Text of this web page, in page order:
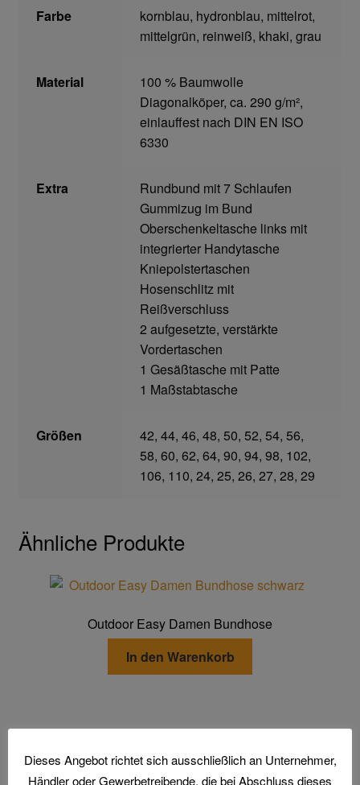
Sicherheitsschränke
Transferdruck & Stick
Farbe
kornblau, hydronblau, mittelrot,
mittelgrün, reinweiß, khaki, grau
Material
100 % Baumwolle
Diagonalköper, ca. 290 g/m²,
einlauffest nach DIN EN ISO
6330
Extra
Rundbund mit 7 Schlaufen
Gummizug im Bund
Oberschenkeltasche links mit
integrierter Handytasche
Kniepolstertaschen
Hosenschlitz mit
Reißverschluss
2 aufgesetzte, verstärkte
Vordertaschen
1 Gesäßtasche mit Patte
1 Maßstabtasche
Größen
42, 44, 46, 48, 50, 52, 54, 56,
58, 60, 62, 64, 90, 94, 98, 102,
106, 110, 24, 25, 26, 27, 28, 29
Ähnliche Produkte
Outdoor Easy Damen Bundhose
In den Warenkorb
Major Protect Latzhose
Dieses Angebot richtet sich ausschließlich an Unternehmer,
Händler oder Gewerbetreibende, die bei Abschluss dieses